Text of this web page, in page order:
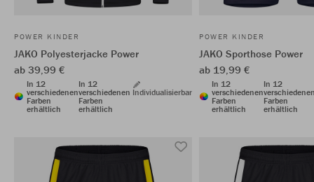
POWER KINDER
JAKO Polyesterjacke Power
ab 39,99 €
In 12
verschiedenen
Farben
erhältlich
In 12
verschiedenen
Farben
erhältlich
Individualisierbar
POWER KINDER
JAKO Sporthose Power
ab 19,99 €
In 12
verschiedenen
Farben
erhältlich
In 12
Farben
erhältlich